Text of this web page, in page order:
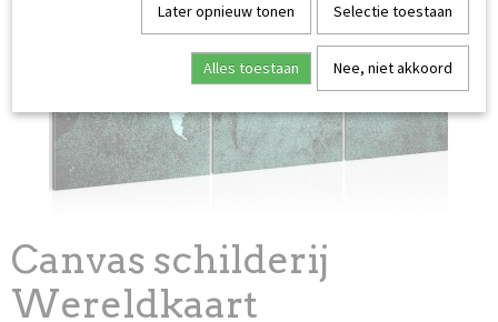
Canvas schilderij
Wereldkaart
SHAGGY TAPIJTEN
Later opnieuw tonen Selectie toestaan
Alles toestaan Nee, niet akkoord